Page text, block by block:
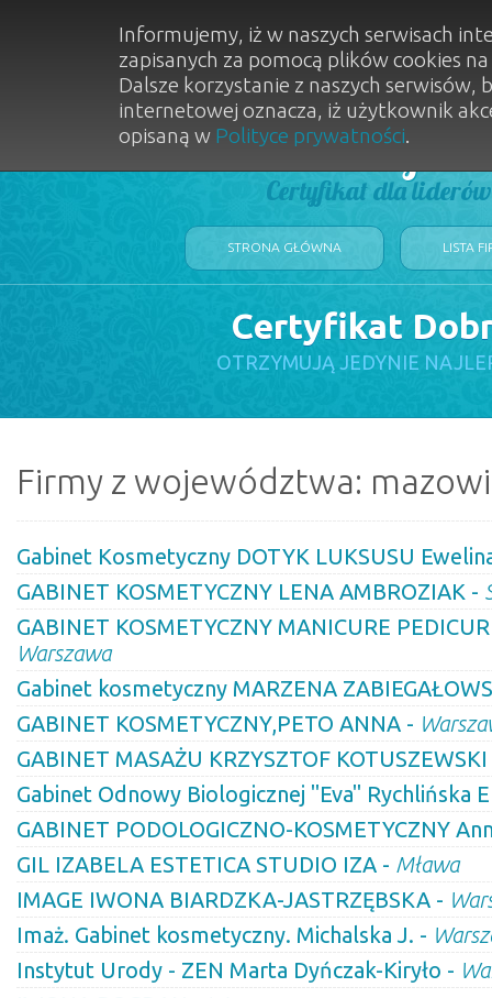
Dobry
Certyfikat dla
STRONA GŁÓWNA LISTA
Certyfikat
OTRZYMUJĄ JEDYNIE
Firmy z województwa:
Gabinet Kosmetyczny DOTYK LUKSUSU
GABINET KOSMETYCZNY LENA AMBROZIAK -
GABINET KOSMETYCZNY MANICURE
Warszawa
Gabinet kosmetyczny MARZENA
GABINET KOSMETYCZNY,PETO ANNA -
GABINET MASAŻU KRZYSZTOF
Gabinet Odnowy Biologicznej "Eva" Rychlińska
GABINET PODOLOGICZNO-KOSMETYCZNY
GIL IZABELA ESTETICA STUDIO IZA - Mława
IMAGE IWONA BIARDZKA-JASTRZĘBSKA -
Imaż. Gabinet kosmetyczny. Michalska J. -
Instytut Urody - ZEN Marta Dyńczak-Kiryło -
Informujemy, iż w naszych serwisach
zapisanych za pomocą plików cookies
Dalsze korzystanie z naszych
internetowej oznacza, iż użytkownik
opisaną w Polityce prywatności.